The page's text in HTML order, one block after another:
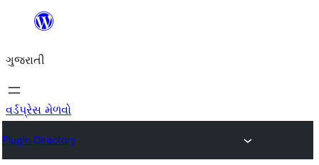
કંટેન્ટ(લખાણ)
જાઓ
ગુજરાતી
વર્ડપ્રેસ મેળવો
Plugin Directory